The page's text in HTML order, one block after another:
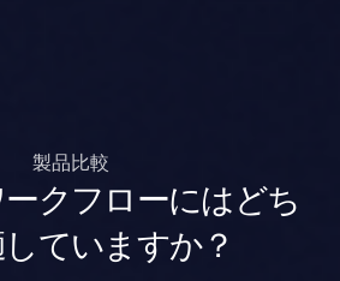
ュレーション
ション 研究・教育
製品比較
クフローにはどち
ていますか？